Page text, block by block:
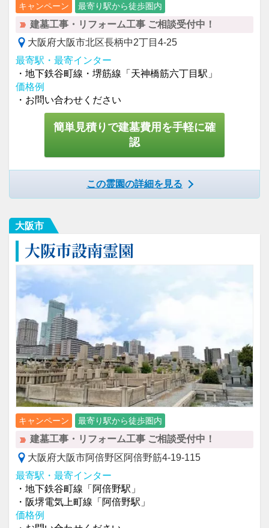
キャンペーン 最寄り駅から徒歩圏内
建墓工事・リフォーム工事 ご相談受付中！
大阪府⼤阪市北区⻑柄中2丁⽬4-25
最寄駅・最寄インター
・地下鉄谷町線・堺筋線「天神橋筋六丁目駅」
価格例
・お問い合わせください
簡単見積りで建墓費用を手軽に確
認
この霊園の詳細を見る
大阪市
大阪市設南霊園
キャンペーン 最寄り駅から徒歩圏内
建墓工事・リフォーム工事 ご相談受付中！
大阪府⼤阪市阿倍野区阿倍野筋4-19-115
最寄駅・最寄インター
・地下鉄谷町線「阿倍野駅」
・阪堺電気上町線「阿倍野駅」
価格例